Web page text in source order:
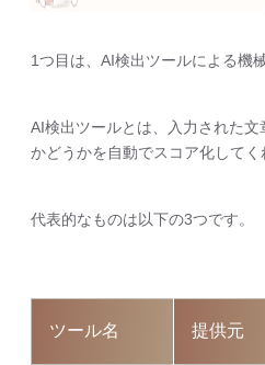
1つ目は、AI検出ツールによる機
AI検出ツールとは、入力された
かどうかを自動でスコア化してく
代表的なものは以下の3つです。
ツール名 提供元